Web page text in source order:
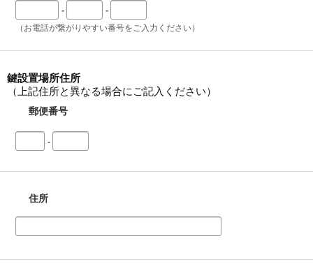
- -
（お電話が繋がりやすい番号をご入力ください）
鍵設置場所住所
（上記住所と異なる場合にご記入ください）
郵便番号
-
住所